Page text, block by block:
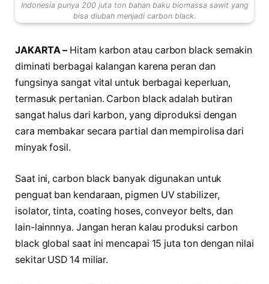
Indonesia punya 200 juta ton bahan baku biomassa sawit yang
bisa diubah menjadi carbon black.
JAKARTA – Hitam karbon atau carbon black semakin
diminati berbagai kalangan karena peran dan
fungsinya sangat vital untuk berbagai keperluan,
termasuk pertanian. Carbon black adalah butiran
sangat halus dari karbon, yang diproduksi dengan
cara membakar secara partial dan mempirolisa dari
minyak fosil.
Saat ini, carbon black banyak digunakan untuk
penguat ban kendaraan, pigmen UV stabilizer,
isolator, tinta, coating hoses, conveyor belts, dan
lain-lainnnya. Jangan heran kalau produksi carbon
black global saat ini mencapai 15 juta ton dengan nilai
sekitar USD 14 miliar.